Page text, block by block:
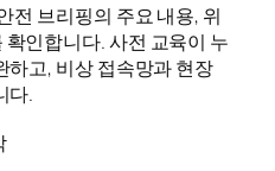
전 브리핑의 주요 내용, 위
인합니다. 사전 교육이 누
하고, 비상 접속망과 현장
다.